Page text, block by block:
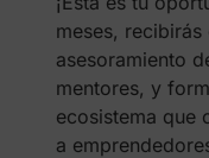
meses,
asesoramiento
mentores, y
ecosistema que
a